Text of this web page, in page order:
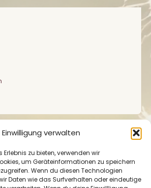
Einwilligung verwalten
zu bieten, verwenden wir
um Geräteinformationen zu speichern
Wenn du diesen Technologien
Daten wie das Surfverhalten oder eindeutige
Datenschutzerklärung|Cookie-